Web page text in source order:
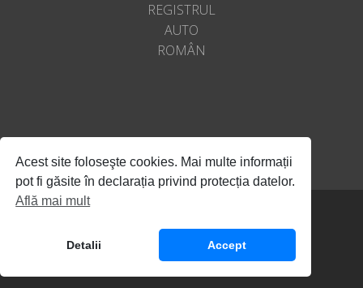
REGISTRUL
AUTO
ROMÂN
Termeni și condiții
Acest site foloseşte cookies. Mai multe informații
pot fi găsite în declarația privind protecția datelor.
Află mai mult
Detalii Accept